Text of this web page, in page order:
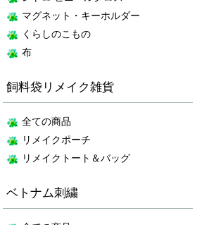
マグネット・キーホルダー
くらしのこもの
布
飼料袋リメイク雑貨
全ての商品
リメイクポーチ
リメイクトート＆バッグ
ベトナム刺繍